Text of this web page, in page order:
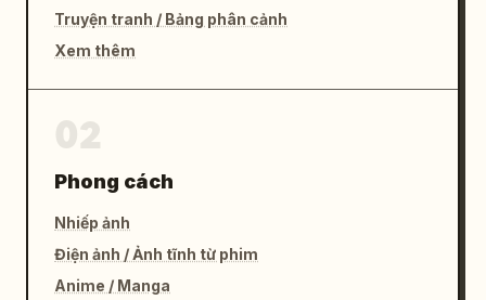
Truyện tranh / Bảng phân cảnh
Xem thêm
Phong cách
Nhiếp ảnh
Điện ảnh / Ảnh tĩnh từ phim
Anime / Manga